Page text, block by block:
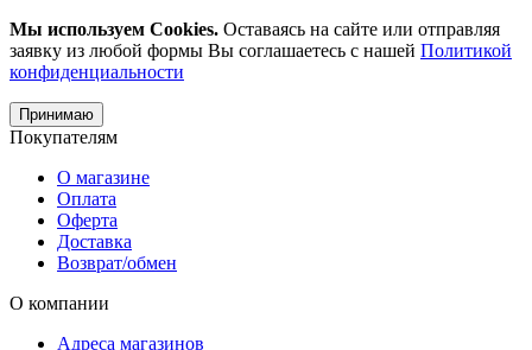
Мы используем Cookies. Оставаясь на сайте или отправляя
заявку из любой формы Вы соглашаетесь с нашей Политикой
конфиденциальности
Принимаю
Покупателям
О магазине
Оплата
Оферта
Доставка
Возврат/обмен
О компании
Адреса магазинов